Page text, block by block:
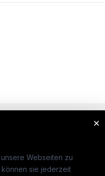
×
Webseiten zu
können sie jederzeit